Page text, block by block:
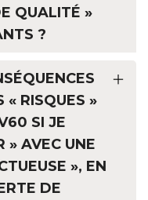
QUALITÉ »
?
« RISQUES »
SI JE
» AVEC UNE
», EN
DE